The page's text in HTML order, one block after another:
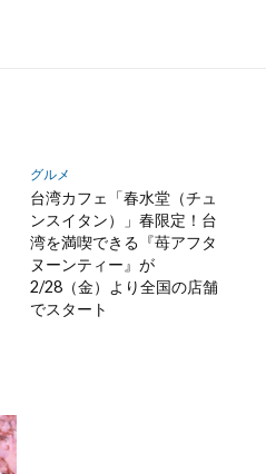
グルメ
台湾カフェ「春水堂（チュ
ンスイタン）」春限定！台
湾を満喫できる『苺アフタ
ヌーンティー』が
2/28（金）より全国の店舗
でスタート